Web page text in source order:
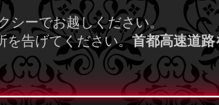
シーでお越しください。
を告げてください。首都高速道路